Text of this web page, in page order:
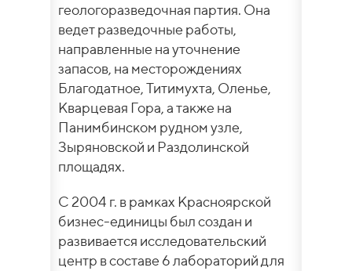
геологоразведочная партия. Она
ведет разведочные работы,
направленные на уточнение
запасов, на месторождениях
Благодатное, Титимухта, Оленье,
Кварцевая Гора, а также на
Панимбинском рудном узле,
Зыряновской и Раздолинской
площадях.
С 2004 г. в рамках Красноярской
бизнес-единицы был создан и
развивается исследовательский
центр в составе 6 лабораторий для